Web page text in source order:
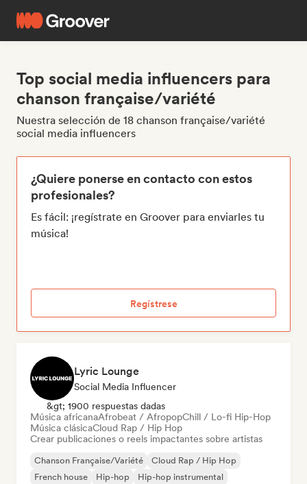
Top social media influencers para
chanson française/variété
Nuestra selección de 18 chanson française/variété
social media influencers
¿Quiere ponerse en contacto con estos
profesionales?
Es fácil: ¡regístrate en Groover para enviarles tu
música!
Regístrese
Lyric Lounge
Social Media Influencer
&gt; 1900 respuestas dadas
Música africanaAfrobeat / AfropopChill / Lo-fi Hip-Hop
Música clásicaCloud Rap / Hip Hop
Crear publicaciones o reels impactantes sobre artistas
Chanson Française/Variété
Cloud Rap / Hip Hop
French house
Hip-hop
Hip-hop instrumental